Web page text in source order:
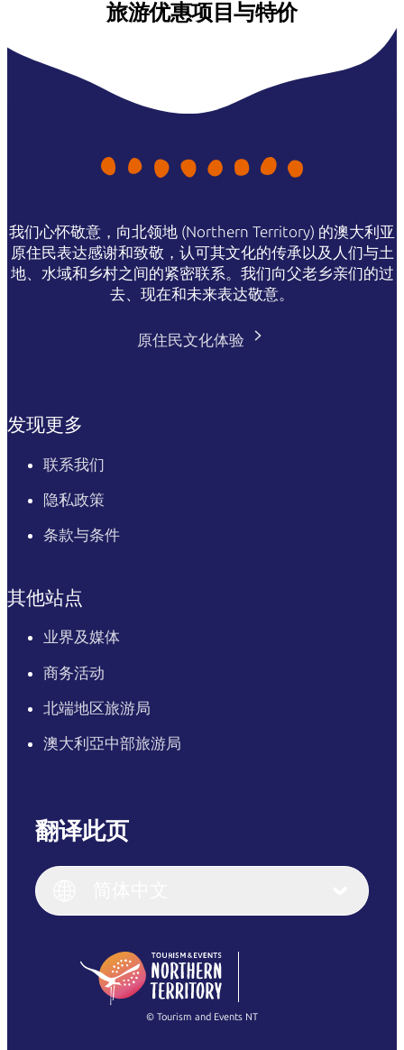
旅游优惠项目与特价
我们心怀敬意，向北领地 (Northern Territory) 的澳大利亚
原住民表达感谢和致敬，认可其文化的传承以及人们与土
地、水域和乡村之间的紧密联系。我们向父老乡亲们的过
去、现在和未来表达敬意。
原住民文化体验
发现更多
联系我们
隐私政策
条款与条件
其他站点
业界及媒体
商务活动
北端地区旅游局
澳大利亞中部旅游局
翻译此页
English (US)
English
(Singapore)
Français
繁體中文
© Tourism and Events NT